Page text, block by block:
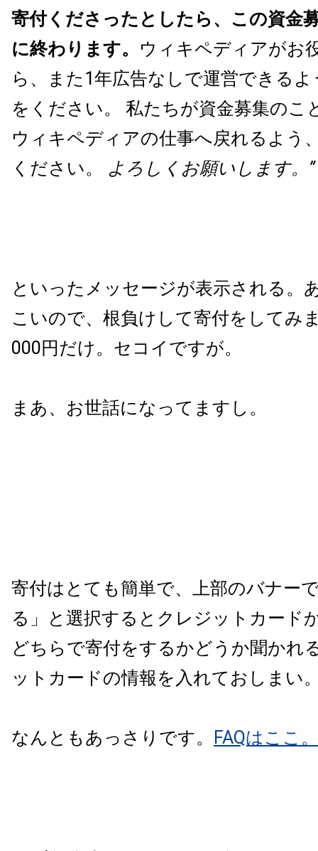
寄付くださったとしたら、この資金
に終わります。
ウィキペディアがお
ら、また1年広告なしで運営できる
をください。 私たちが資金募集のこ
ウィキペディアの仕事へ戻れるよう
ください。
よろしくお願いします。”
といったメッセージが表示される。
こいので、根負けして寄付をしてみ
000円だけ。セコイですが。
まあ、お世話になってますし。
寄付はとても簡単で、上部のバナー
る」と選択するとクレジットカード
どちらで寄付をするかどうか聞かれ
ットカードの情報を入れておしまい
なんともあっさりです。 FAQはここ。